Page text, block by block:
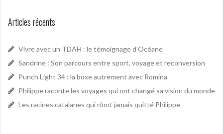
Articles récents
Vivre avec un TDAH : le témoignage d’Océane
Sandrine : Son parcours entre sport, voyage et reconversion
Punch Light 34 : la boxe autrement avec Romina
Philippe raconte les voyages qui ont changé sa vision du monde
Les racines catalanes qui n’ont jamais quitté Philippe